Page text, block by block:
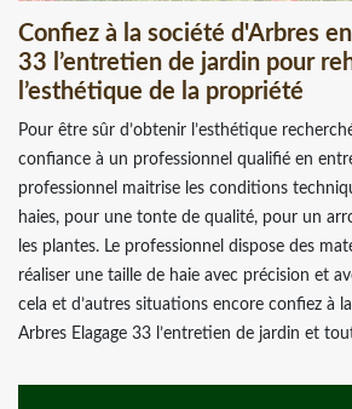
Confiez à la société d'Arbres
33 l’entretien de jardin pour
l’esthétique de la propriété
Pour être sûr d’obtenir l’esthétique
confiance à un professionnel qualifié en
professionnel maitrise les conditions
haies, pour une tonte de qualité, pour un
les plantes. Le professionnel dispose des
réaliser une taille de haie avec précision et
cela et d’autres situations encore confiez à
Arbres Elagage 33 l’entretien de jardin et